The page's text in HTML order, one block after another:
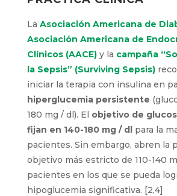
La Asociación Americana de
Asociación Americana de
Clínicos (AACE)y la campaña
la Sepsis” (Surviving Sepsis)
iniciar la terapia con insulina en
hiperglucemia persistente
180 mg / dl). El objetivo de
fijan en 140-180 mg / dlpara la
pacientes. Sin embargo, abren la
objetivo más estricto de 110-140
pacientes en los que se pueda
hipoglucemia significativa. [2,4]